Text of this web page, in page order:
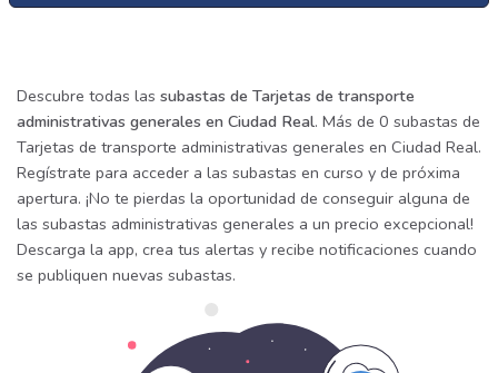
Descubre todas las subastas de Tarjetas de transporte
administrativas generales en Ciudad Real. Más de 0 subastas de
Tarjetas de transporte administrativas generales en Ciudad Real.
Regístrate para acceder a las subastas en curso y de próxima
apertura. ¡No te pierdas la oportunidad de conseguir alguna de
las subastas administrativas generales a un precio excepcional!
Descarga la app, crea tus alertas y recibe notificaciones cuando
se publiquen nuevas subastas.